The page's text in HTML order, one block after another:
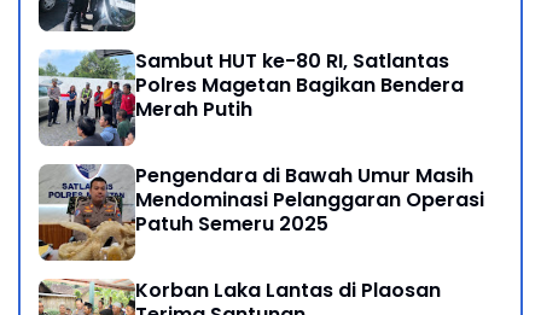
Sambut HUT ke-80 RI, Satlantas
Polres Magetan Bagikan Bendera
Merah Putih
Pengendara di Bawah Umur Masih
Mendominasi Pelanggaran Operasi
Patuh Semeru 2025
Korban Laka Lantas di Plaosan